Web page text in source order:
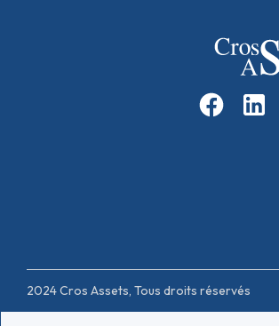
2024 Cros Assets, Tous droits réservés